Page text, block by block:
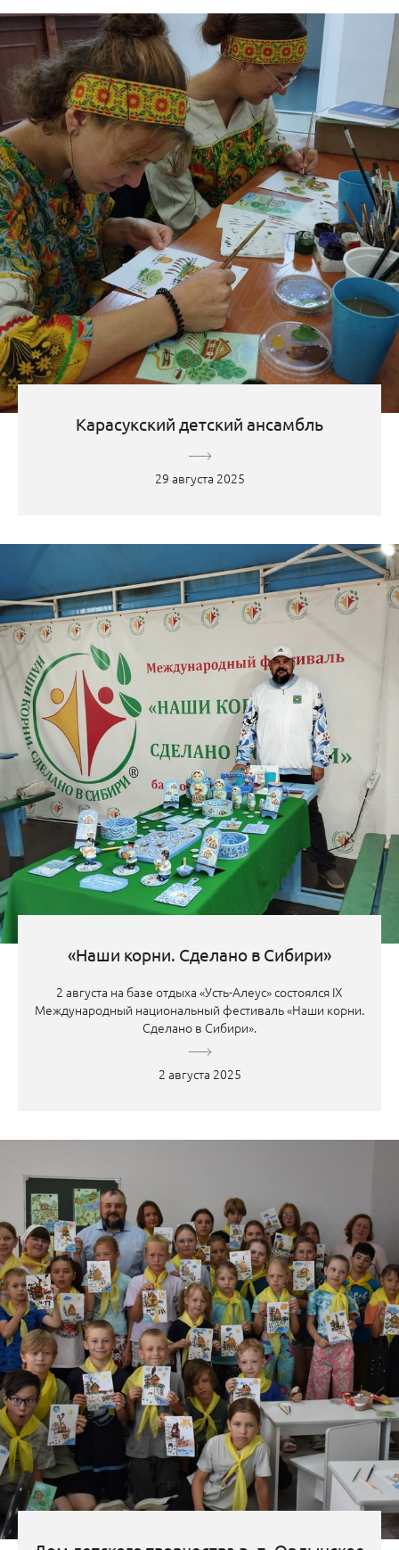
Карасукский детский ансамбль
29 августа 2025
«Наши корни. Сделано в Сибири»
2 августа на базе отдыха «Усть-Алеус» состоялся IX
Международный национальный фестиваль «Наши корни.
Сделано в Сибири».
2 августа 2025